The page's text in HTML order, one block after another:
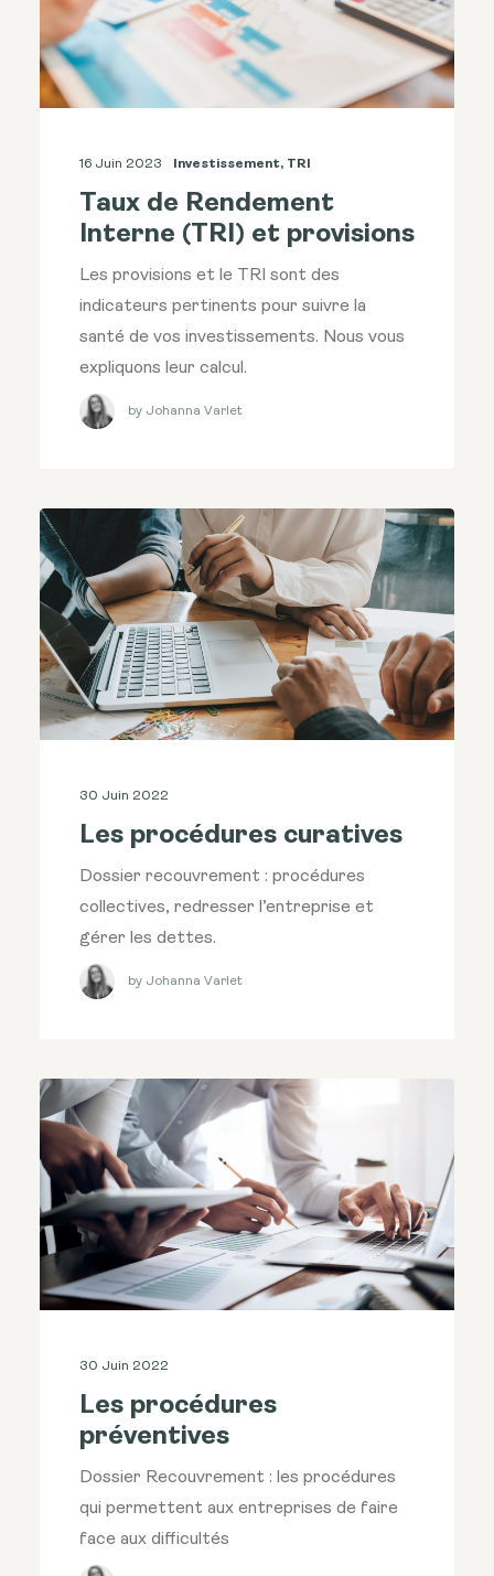
16 Juin 2023 Investissement, TRI
Taux de Rendement
Interne (TRI) et provisions
Les provisions et le TRI sont des
indicateurs pertinents pour suivre la
santé de vos investissements. Nous vous
expliquons leur calcul.
by Johanna Varlet
30 Juin 2022
Les procédures curatives
Dossier recouvrement : procédures
collectives, redresser l’entreprise et
gérer les dettes.
by Johanna Varlet
30 Juin 2022
Les procédures
préventives
Dossier Recouvrement : les procédures
qui permettent aux entreprises de faire
face aux difficultés